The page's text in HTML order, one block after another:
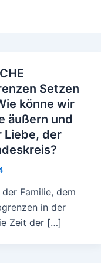
Setzen
könne wir
äußern und
Liebe, der
Familie, dem
in der
Zeit der […]